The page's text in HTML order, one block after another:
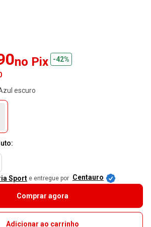
no Pix
-42%
azul escuro
Sport e entregue por Centauro
Comprar agora
Adicionar ao carrinho